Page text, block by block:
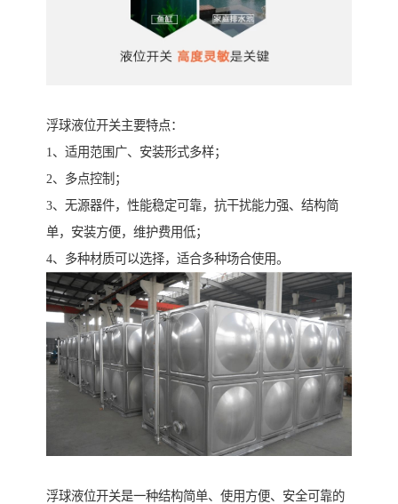
浮球液位开关主要特点：
1、适用范围广、安装形式多样；
2、多点控制；
3、无源器件，性能稳定可靠，抗干扰能力强、结构简
单，安装方便，维护费用低；
4、多种材质可以选择，适合多种场合使用。
浮球液位开关是一种结构简单、使用方便、安全可靠的